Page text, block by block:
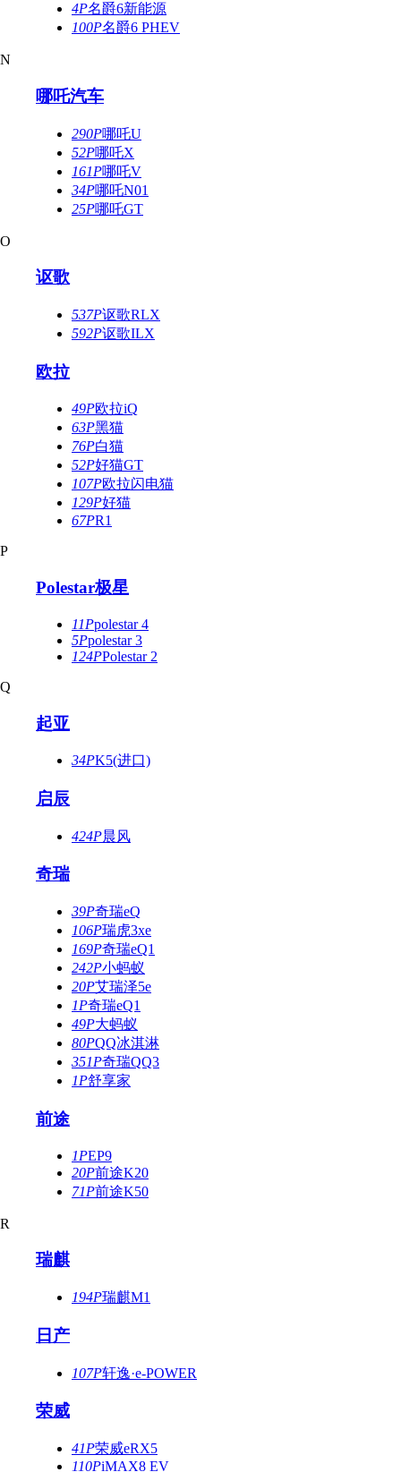
4P名爵6新能源
100P名爵6 PHEV
N
哪吒汽车
290P哪吒U
52P哪吒X
161P哪吒V
34P哪吒N01
25P哪吒GT
O
讴歌
537P讴歌RLX
592P讴歌ILX
欧拉
49P欧拉iQ
63P黑猫
76P白猫
52P好猫GT
107P欧拉闪电猫
129P好猫
67PR1
P
Polestar极星
11Ppolestar 4
5Ppolestar 3
124PPolestar 2
Q
起亚
34PK5(进口)
启辰
424P晨风
奇瑞
39P奇瑞eQ
106P瑞虎3xe
169P奇瑞eQ1
242P小蚂蚁
20P艾瑞泽5e
1P奇瑞eQ1
49P大蚂蚁
80PQQ冰淇淋
351P奇瑞QQ3
1P舒享家
前途
1PEP9
20P前途K20
71P前途K50
R
瑞麒
194P瑞麒M1
日产
107P轩逸·e-POWER
荣威
41P荣威eRX5
110PiMAX8 EV